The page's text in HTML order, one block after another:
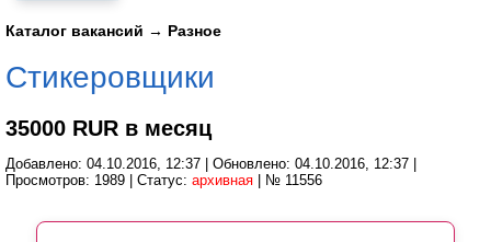
Каталог вакансий → Разное
Стикеровщики
35000 RUR в месяц
Добавлено: 04.10.2016, 12:37 | Обновлено: 04.10.2016, 12:37 |
Просмотров: 1989 | Статус: архивная | № 11556